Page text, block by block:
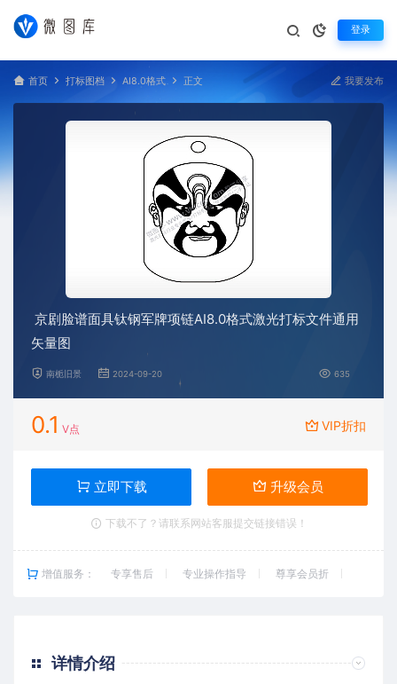
登录
首页 打标图档 AI8.0格式 正文 我要发布
京剧脸谱面具钛钢军牌项链AI8.0格式激光打标文件通用
矢量图
南栀旧景 2024-09-20 635
0.1 V点 VIP折扣
立即下载 升级会员
下载不了？请联系网站客服提交链接错误！
增值服务： 专享售后 专业操作指导 尊享会员折
详情介绍